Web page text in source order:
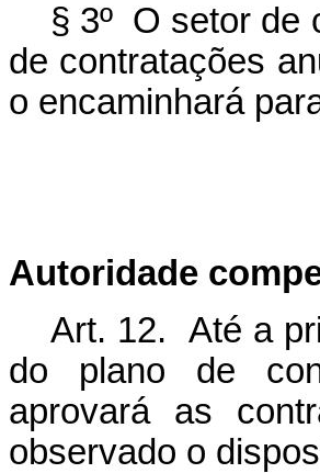
§ 3º O setor de
de contratações
o encaminhará
Autoridade
Art. 12. Até a
do plano de
aprovará as
observado o